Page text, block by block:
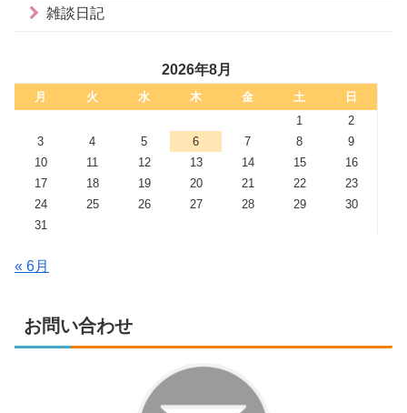
雑談日記
2026年8月
月 火 水 木 金 土
日
1
2
3
4 5 6 7 8
9
10
11 12 13 14 15
16
17
18 19 20 21 22
23
24
25 26 27 28 29
30
31
« 6月
お問い合わせ